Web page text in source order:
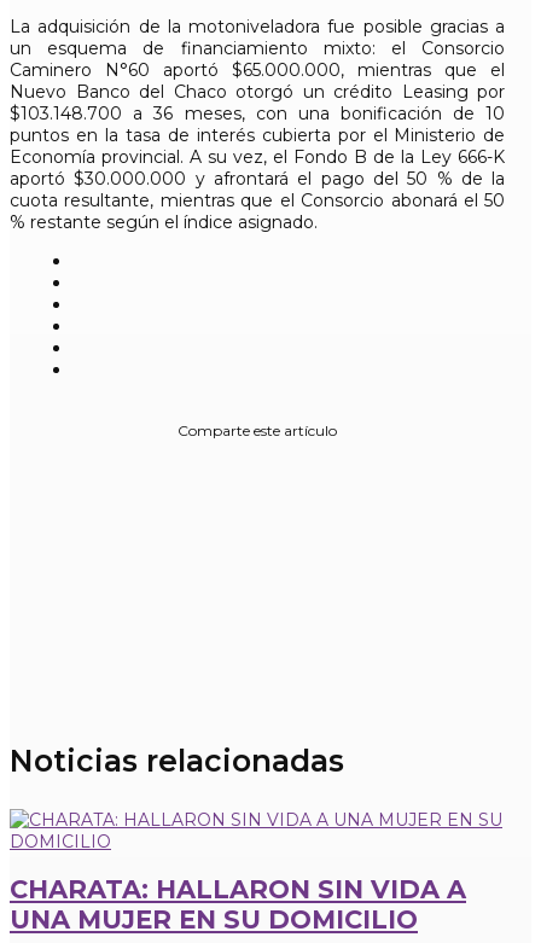
La adquisición de la motoniveladora fue posible gracias a
un esquema de financiamiento mixto: el Consorcio
Caminero N°60 aportó $65.000.000, mientras que el
Nuevo Banco del Chaco otorgó un crédito Leasing por
$103.148.700 a 36 meses, con una bonificación de 10
puntos en la tasa de interés cubierta por el Ministerio de
Economía provincial. A su vez, el Fondo B de la Ley 666-K
aportó $30.000.000 y afrontará el pago del 50 % de la
cuota resultante, mientras que el Consorcio abonará el 50
% restante según el índice asignado.
Comparte este artículo
Noticias relacionadas
CHARATA: HALLARON SIN VIDA A
UNA MUJER EN SU DOMICILIO